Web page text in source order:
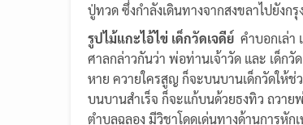
ปู่ทวด ซึ่งกำลังเดินทางจากสงขลาไปยังกรุ
รูปไม้แกะไอ้ไข่ เด็กวัดเจดีย์ คำบอกเล่า
ศาลกล่าวกันว่า พ่อท่านเจ้าวัด และ เด็กวั
หาย ควายใครสูญ ก็จะบนบานเด็กวัดให้ช่
บนบานสำเร็จ ก็จะแก้บนด้วยธงทิว ถวาย
ตำบลฉลอง มีวิชาโดดเด่นทางด้านการหัก